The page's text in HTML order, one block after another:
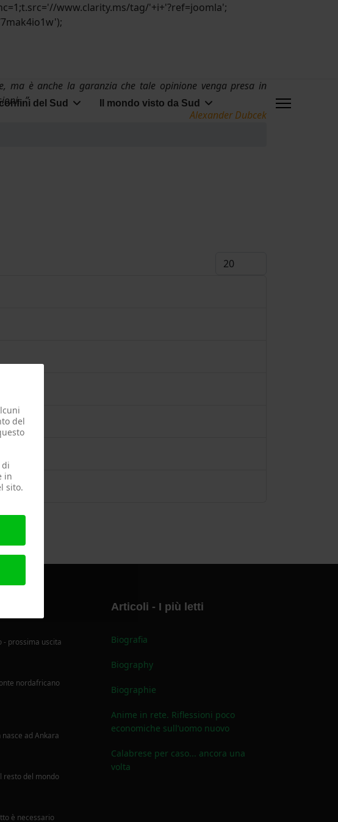
www.clarity.ms/tag/'+i+'?ref=joomla';
del Sud Il mondo visto da Sud
è anche la garanzia che tale opinione venga presa in
Alexander Dubcek
Visualizza #
- prossima uscita
nordafricano
ad Ankara
resto del mondo
è necessario
Articoli - I più letti
Biografia
Biography
Biographie
Anime in rete. Riflessioni poco
economiche sull’uomo nuovo
Calabrese per caso... ancora una
volta
del
di
in
sito.